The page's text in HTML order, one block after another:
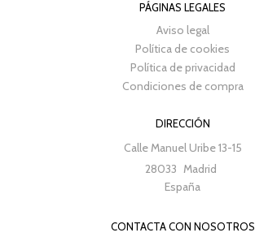
PÁGINAS LEGALES
Aviso legal
Política de cookies
Política de privacidad
Condiciones de compra
DIRECCIÓN
Calle Manuel Uribe 13-15
28033 Madrid
España
CONTACTA CON NOSOTROS